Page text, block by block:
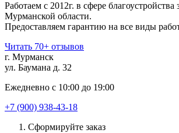
Работаем с 2012г. в сфере благоустройства
Мурманской области.
Предоставляем гарантию на все виды
Читать 70+ отзывов
г. Мурманск
ул. Баумана д. 32
Ежедневно с 10:00 до 19:00
+7 (900) 938-43-18
Сформируйте заказ